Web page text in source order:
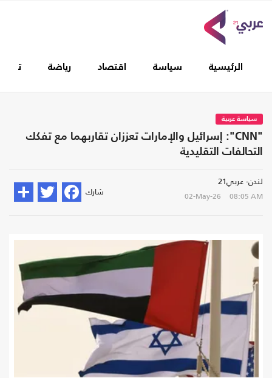
الرئيسية سياسة اقتصاد رياضة
سياسة عربية
"CNN": إسرائيل والإمارات تعززان تقاربهما مع تفكك
التحالفات التقليدية
لندن- عربي21
02-May-26 08:05 AM شارك